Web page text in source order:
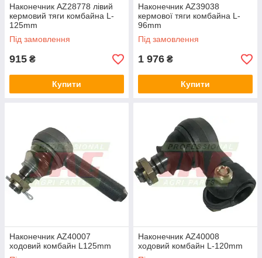
Наконечник AZ28778 лівий
кермовий тяги комбайна L-
125mm
Під замовлення
915 ₴
Купити
Наконечник AZ39038
кермової тяги комбайна L-
96mm
Під замовлення
1 976 ₴
Купити
Наконечник AZ40007
ходовий комбайн L125mm
Наконечник AZ40008
ходовий комбайн L-120mm